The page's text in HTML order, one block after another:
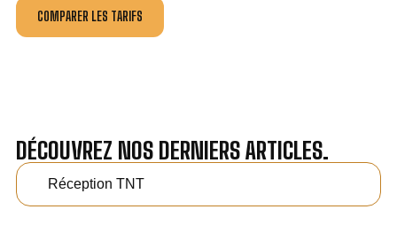
COMPARER LES TARIFS
DÉCOUVREZ NOS DERNIERS ARTICLES.
Réception TNT